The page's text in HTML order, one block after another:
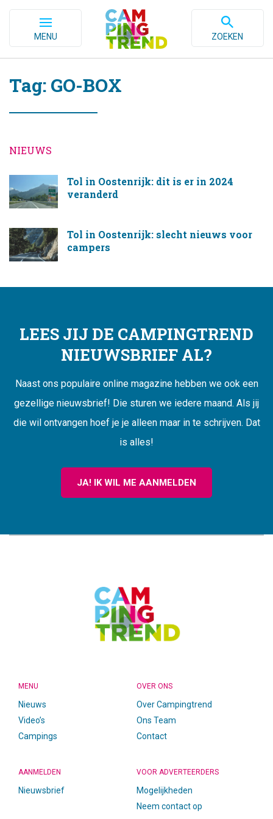
MENU ZOEKEN
Tag: GO-BOX
NIEUWS
Tol in Oostenrijk: dit is er in 2024
veranderd
Tol in Oostenrijk: slecht nieuws voor
campers
LEES JIJ DE CAMPINGTREND
NIEUWSBRIEF AL?
Naast ons populaire online magazine hebben we ook een
gezellige nieuwsbrief! Die sturen we iedere maand. Als jij
die wil ontvangen hoef je je alleen maar in te schrijven. Dat
is alles!
JA! IK WIL ME AANMELDEN
MENU
Nieuws
Video’s
Campings
OVER ONS
Over Campingtrend
Ons Team
Contact
AANMELDEN
Nieuwsbrief
VOOR ADVERTEERDERS
Mogelijkheden
Neem contact op